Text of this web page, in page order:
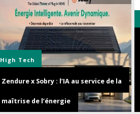
High Tech
Zendure x Sobry : l’IA au service de la
maîtrise de l’énergie